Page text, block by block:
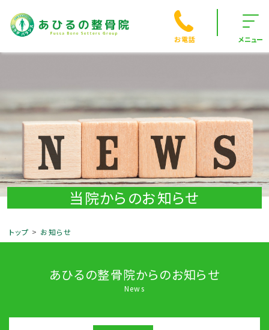
お電話 メニュー
当院からのお知らせ
トップ お知らせ
あひるの整骨院からのお知らせ
News